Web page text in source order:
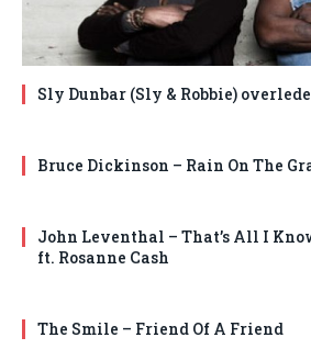
Sly Dunbar (Sly & Robbie)
Bruce Dickinson – Rain On The
John Leventhal – That’s All I
ft. Rosanne Cash
The Smile – Friend Of A Friend